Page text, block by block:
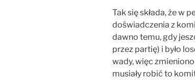
Tak się składa, że w
doświadczenia z
dawno temu, gdy
przez partię) i było
wady, więc
musiały robić to